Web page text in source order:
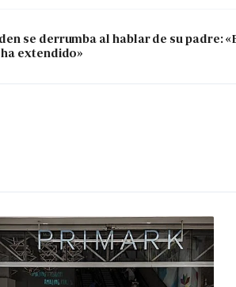
se derrumba al hablar de su padre:
extendido»